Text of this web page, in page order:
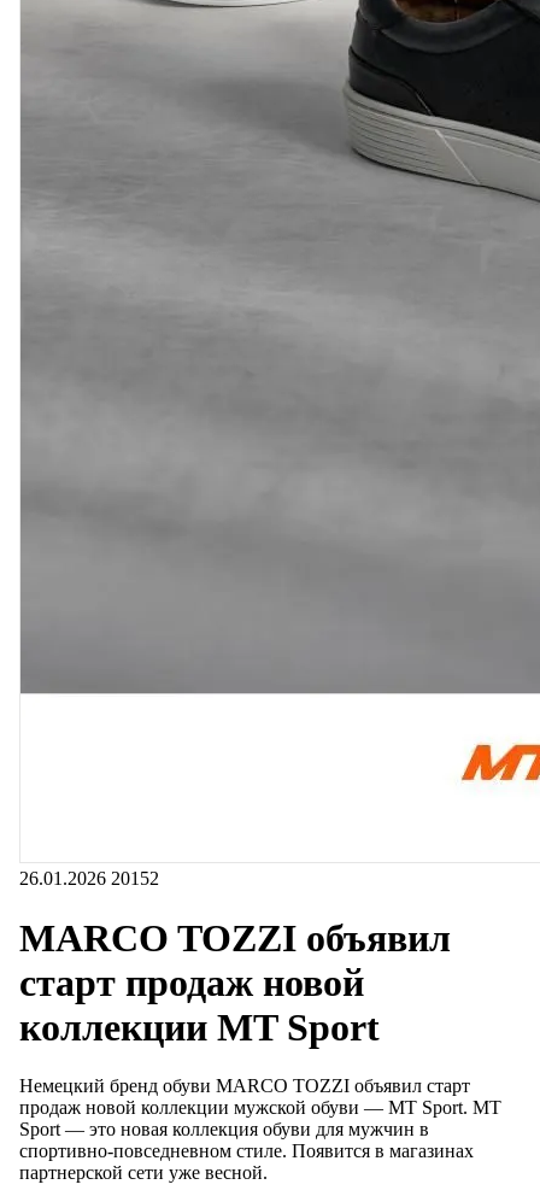
26.01.2026 20152
MARCO TOZZI объявил
старт продаж новой
коллекции MT Sport
Немецкий бренд обуви MARCO TOZZI объявил старт
продаж новой коллекции мужской обуви — MT Sport. MT
Sport — это новая коллекция обуви для мужчин в
спортивно-повседневном стиле. Появится в магазинах
партнерской сети уже весной.